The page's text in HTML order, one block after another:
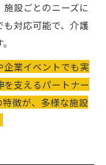
設ごとのニーズに
対応可能で、介護
業イベントでも実
支えるパートナー
徴が、多様な施設